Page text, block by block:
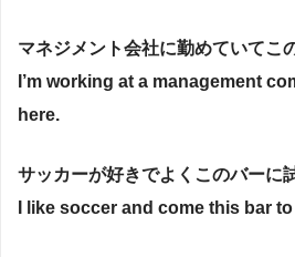
マネジメント会社に勤めていてこ
I’m working at a management
here.
サッカーが好きでよくこのバーに
I like soccer and come this bar